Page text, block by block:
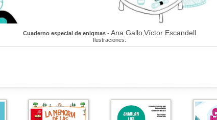
Cuaderno especial de enigmas- Ana Gallo, Víctor Escandell
Ilustraciones: